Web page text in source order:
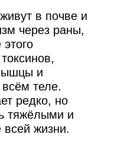
в почве и
через раны,
и
теле.
редко, но
тяжёлыми и
всей жизни.